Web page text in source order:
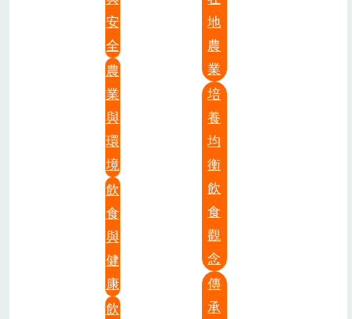
安
全
農
業
與
環
境
飲
食
與
健
康
飲
地
農
業
培
養
均
衡
飲
食
觀
念
傳
承